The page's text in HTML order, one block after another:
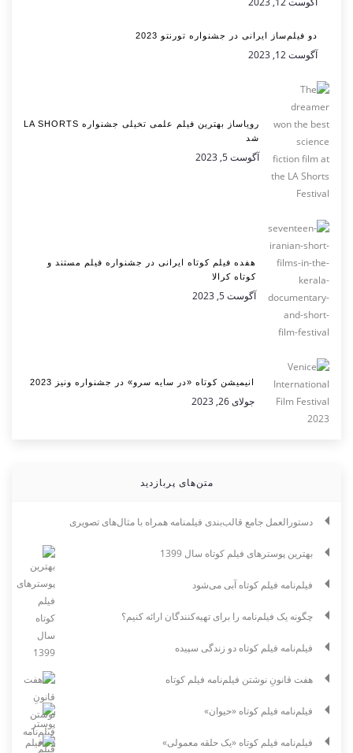
دو فیلم‌ساز ایرانی در جشنواره تورنتو 2023
آگوست 12, 2023
رویاساز بهترین فیلم علمی تخیلی جشنواره LA SHORTS
شد
آگوست 5, 2023
هفده فیلم کوتاه ایرانی در جشنواره فیلم مستند و
کوتاه کرالا
آگوست 5, 2023
انیمیشن کوتاه «در سایه سرو» در جشنواره ونیز 2023
جولای 26, 2023
متن‌های پربازدید
دستورالعمل جامع قالب‌بندی فیلمنامه همراه با مثال‌های تصویری
بهترین پوسترهای فیلم کوتاه سال 1399
فیلم‌نامه فیلم کوتاه آبی می‌شود
چگونه یک فیلم‌نامه را برای تهیه‌کنندگان ارائه کنیم؟
فیلم‌نامه فیلم کوتاه دو زندگی سپیده
هفت قانونِ نوشتن فیلم‌نامه فیلم کوتاه
فیلم‌نامه فیلم کوتاه «حیوان»
فیلم‌نامه فیلم کوتاه «یک حلقه معمولی»